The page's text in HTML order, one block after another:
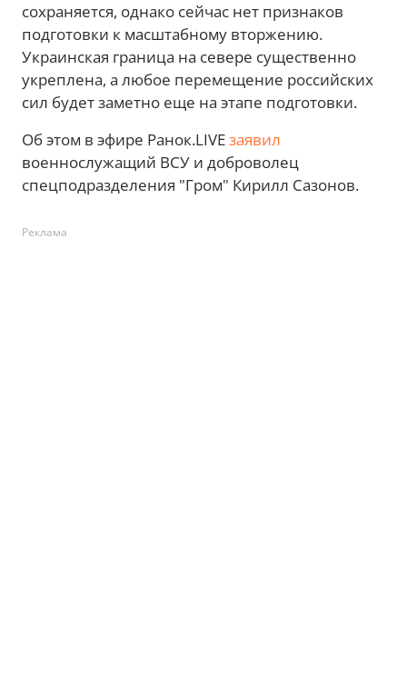
сохраняется, однако сейчас нет признаков
подготовки к масштабному вторжению.
Украинская граница на севере существенно
укреплена, а любое перемещение российских
сил будет заметно еще на этапе подготовки.
Об этом в эфире Ранок.LIVEзаявил
военнослужащий ВСУ и доброволец
спецподразделения "Гром" Кирилл Сазонов.
Реклама